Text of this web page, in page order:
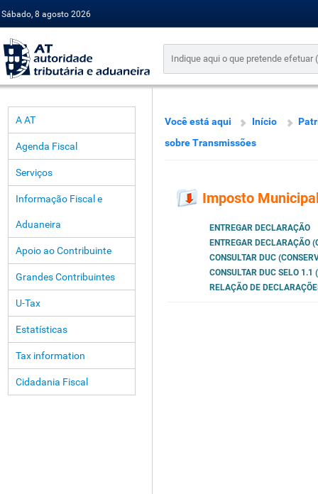
Sábado, 8 agosto 2026
A AT
Agenda Fiscal
Serviços
Informação Fiscal e
Aduaneira
Apoio ao Contribuinte
Grandes Contribuintes
U-Tax
Estatísticas
Tax information
Cidadania Fiscal
Você está aqui Início
sobre Transmissões
Imposto
ENTREGAR DECLARAÇÃO
ENTREGAR DECLARAÇÃO
CONSULTAR DUC
CONSULTAR DUC SELO 1.1
RELAÇÃO DE